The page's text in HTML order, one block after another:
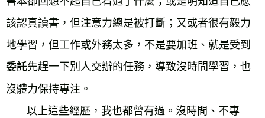
該認真讀書，但注意力總是被打斷；又或者很有毅力
地學習，但工作或外務太多，不是要加班、就是受到
委託先趕一下別人交辦的任務，導致沒時間學習，也
沒體力保持專注。
以上這些經歷，我也都曾有過。沒時間、不專